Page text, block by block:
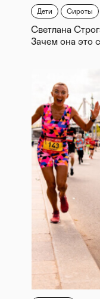
Дети Сироты
Светлана
Зачем она это